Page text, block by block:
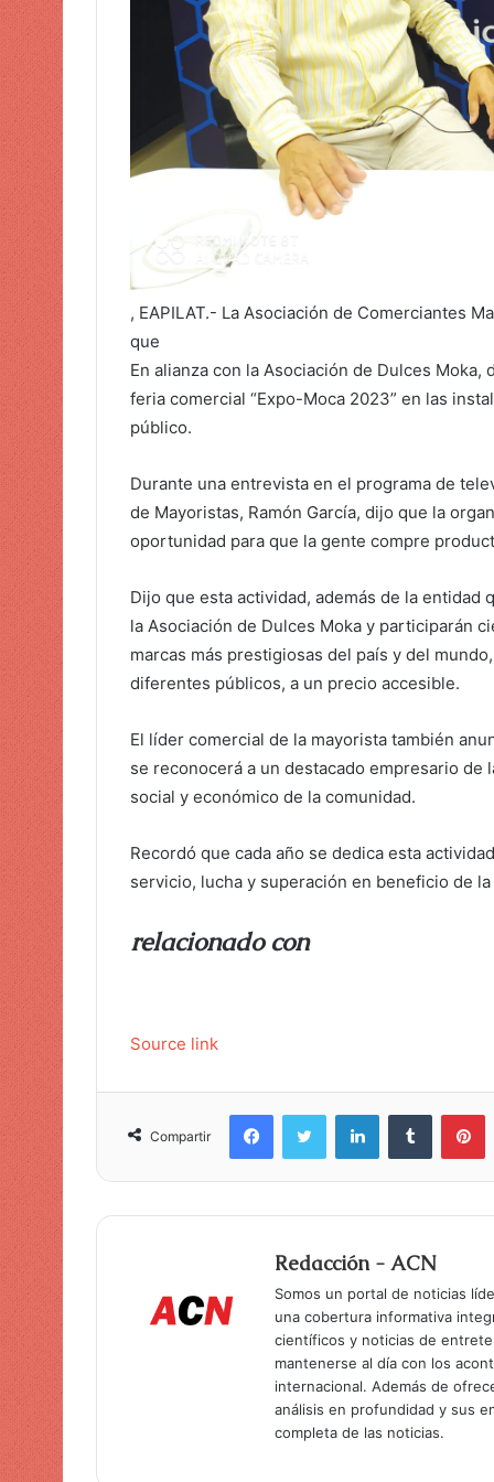
i
c
o
, EAPILAT.- La Asociación de Comerciantes
que
En alianza con la Asociación de Dulces
feria comercial “Expo-Moca 2023” en las
público.
Durante una entrevista en el programa de
de Mayoristas, Ramón García, dijo que la
oportunidad para que la gente compre
Dijo que esta actividad, además de la
la Asociación de Dulces Moka y participarán
marcas más prestigiosas del país y del
diferentes públicos, a un precio accesible.
El líder comercial de la mayorista también
se reconocerá a un destacado empresario
social y económico de la comunidad.
Recordó que cada año se dedica esta
servicio, lucha y superación en beneficio de
relacionado con
Source link
Compartir
Redacción - ACN
Somos un portal de noticias
una cobertura informativa
científicos y noticias de
mantenerse al día con los
internacional. Además de
análisis en profundidad y sus
completa de las noticias.